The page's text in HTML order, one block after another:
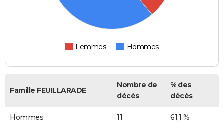
Femmes Hommes
Famille FEUILLARADE
Nombre de
décès
% des
décès
Hommes 11 61,1 %